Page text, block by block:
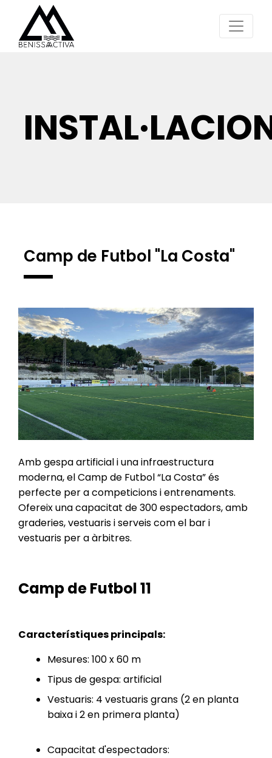
Camp de Futbol "La Costa"
Amb gespa artificial i una infraestructura
moderna, el Camp de Futbol “La Costa” és
perfecte per a competicions i entrenaments.
Ofereix una capacitat de 300 espectadors, amb
graderies, vestuaris i serveis com el bar i
vestuaris per a àrbitres.
Camp de Futbol 11
Característiques principals:
Mesures: 100 x 60 m
Tipus de gespa: artificial
Vestuaris: 4 vestuaris grans (2 en planta
baixa i 2 en primera planta)
Capacitat d'espectadors: